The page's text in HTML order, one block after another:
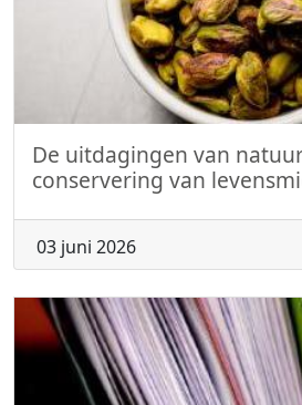
De uitdagingen van
conservering van
03 juni 2026